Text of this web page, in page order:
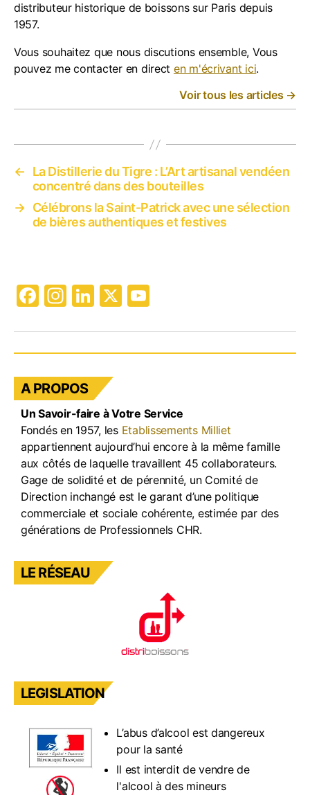
distributeur historique de boissons sur Paris depuis
1957.
Vous souhaitez que nous discutions ensemble, Vous
pouvez me contacter en direct en m'écrivant ici.
Voir tous les articles →
←
La Distillerie du Tigre : L’Art artisanal vendéen
concentré dans des bouteilles
→ Célébrons la Saint-Patrick avec une sélection
de bières authentiques et festives
F
c
e
b
o
o
k
In
a
gr
a
m
Li
k
e
dI
n
X
u
T
b
e
A PROPOS
Un Savoir-faire à Votre Service
Fondés en 1957, les Etablissements Milliet
appartiennent aujourd’hui encore à la même famille
aux côtés de laquelle travaillent 45 collaborateurs.
Gage de solidité et de pérennité, un Comité de
Direction inchangé est le garant d’une politique
commerciale et sociale cohérente, estimée par des
générations de Professionnels CHR.
LE RÉSEAU
LEGISLATION
L’abus d’alcool est dangereux
pour la santé
Il est interdit de vendre de
l'alcool à des mineurs